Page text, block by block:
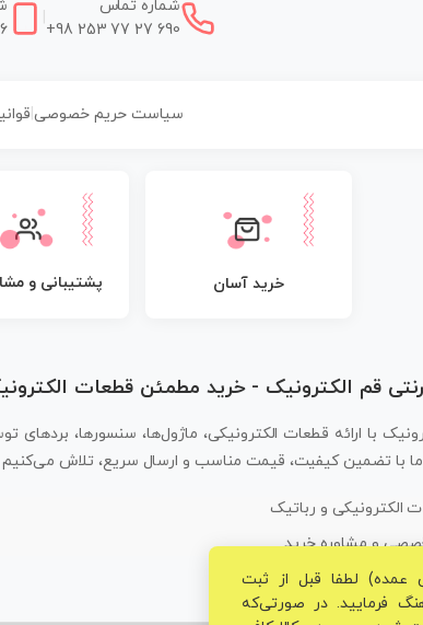
شماره تماس
+98 253 77 27 690
سیاست حریم خصوصی|
خرید آسان پشتیبانی و
قم الکترونیک - خرید مطمئن قطعات
با ارائه قطعات الکترونیکی، ماژول‌ها، سنسورها،
با تضمین کیفیت، قیمت مناسب و ارسال سریع، تلاش می‌کنیم
الکترونیکی و رباتیک
و مشاوره خرید
عمده) لطفا قبل از ثبت
فرمایید. در صورتی‌که